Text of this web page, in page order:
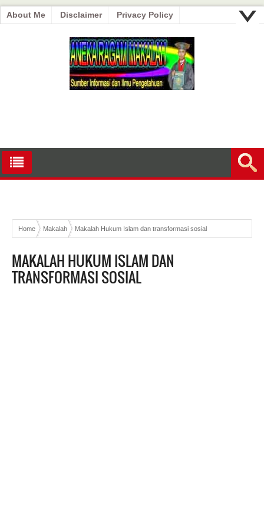
About Me Disclaimer Privacy Policy
Home Makalah Makalah Hukum Islam dan transformasi sosial
MAKALAH HUKUM ISLAM DAN
TRANSFORMASI SOSIAL